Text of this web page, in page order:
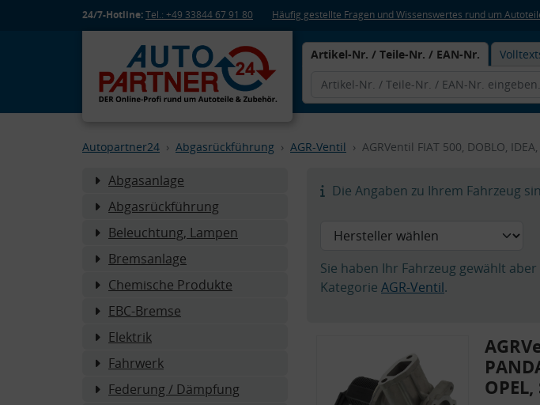
24/7-Hotline:Tel.: +49 33844 67 91 80 Häufig gestellte Fragen und Wissenswertes rund um
Artikel-Nr. / Teile-Nr. / EAN-Nr.
Autopartner24 Abgasrückführung AGR-Ventil AGRVentil FIAT 500, DOBLO,
Abgasanlage
Abgasrückführung
Beleuchtung, Lampen
Bremsanlage
Chemische Produkte
EBC-Bremse
Elektrik
Fahrwerk
Federung / Dämpfung
Die Angaben zu Ihrem Fahrzeug
Sie haben Ihr Fahrzeug gewählt
Kategorie AGR-Ventil.
OPEL,